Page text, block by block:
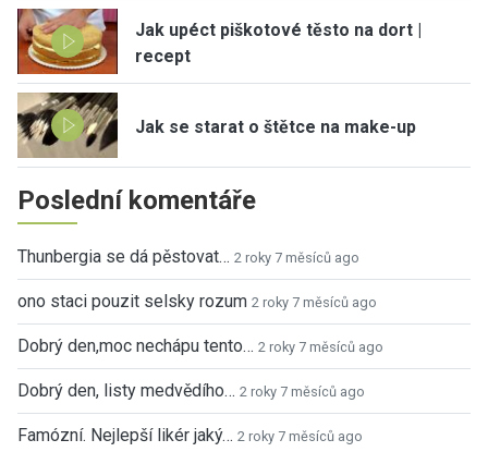
Jak upéct piškotové těsto na dort |
recept
Jak se starat o štětce na make-up
Poslední komentáře
Thunbergia se dá pěstovat… 2 roky 7 měsíců ago
ono staci pouzit selsky rozum 2 roky 7 měsíců ago
Dobrý den,moc nechápu tento… 2 roky 7 měsíců ago
Dobrý den, listy medvědího… 2 roky 7 měsíců ago
Famózní. Nejlepší likér jaký… 2 roky 7 měsíců ago